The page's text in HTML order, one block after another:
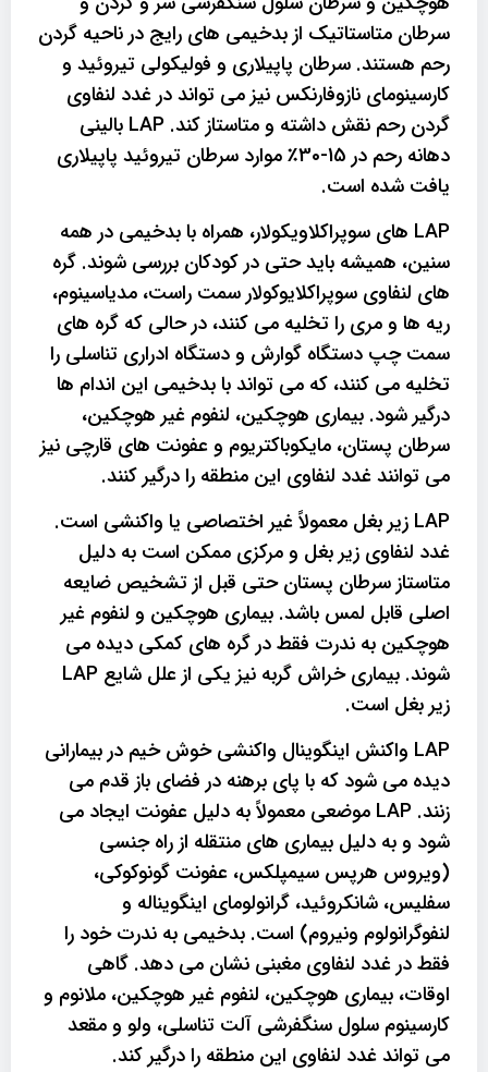
سرطان متاستاتیک از بدخیمی های رایج در ناحیه گردن
رحم هستند. سرطان پاپیلاری و فولیکولی تیروئید و
کارسینومای نازوفارنکس نیز می تواند در غدد لنفاوی
گردن رحم نقش داشته و متاستاز کند. LAP بالینی
دهانه رحم در 15-30٪ موارد سرطان تیروئید پاپیلاری
یافت شده است.
LAP های سوپراکلاویکولار، همراه با بدخیمی در همه
سنین، همیشه باید حتی در کودکان بررسی شوند. گره
های لنفاوی سوپراکلایوکولار سمت راست، مدیاسینوم،
ریه ها و مری را تخلیه می کنند، در حالی که گره های
سمت چپ دستگاه گوارش و دستگاه ادراری تناسلی را
تخلیه می کنند، که می تواند با بدخیمی این اندام ها
درگیر شود. بیماری هوچکین، لنفوم غیر هوچکین،
سرطان پستان، مایکوباکتریوم و عفونت های قارچی نیز
می توانند غدد لنفاوی این منطقه را درگیر کنند.
LAP زیر بغل معمولاً غیر اختصاصی یا واکنشی است.
غدد لنفاوی زیر بغل و مرکزی ممکن است به دلیل
متاستاز سرطان پستان حتی قبل از تشخیص ضایعه
اصلی قابل لمس باشد. بیماری هوچکین و لنفوم غیر
هوچکین به ندرت فقط در گره های کمکی دیده می
شوند. بیماری خراش گربه نیز یکی از علل شایع LAP
زیر بغل است.
LAP واکنش اینگوینال واکنشی خوش خیم در بیمارانی
دیده می شود که با پای برهنه در فضای باز قدم می
زنند. LAP موضعی معمولاً به دلیل عفونت ایجاد می
شود و به دلیل بیماری های منتقله از راه جنسی
(ویروس هرپس سیمپلکس، عفونت گونوکوکی،
سفلیس، شانکروئید، گرانولومای اینگویناله و
لنفوگرانولوم ونیروم) است. بدخیمی به ندرت خود را
فقط در غدد لنفاوی مغبنی نشان می دهد. گاهی
اوقات، بیماری هوچکین، لنفوم غیر هوچکین، ملانوم و
کارسینوم سلول سنگفرشی آلت تناسلی، ولو و مقعد
می تواند غدد لنفاوی این منطقه را درگیر کند.